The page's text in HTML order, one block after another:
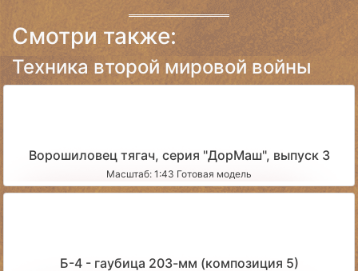
Смотри также:
Техника второй мировой войны
Ворошиловец тягач, серия "ДорМаш", выпуск 3
Масштаб: 1:43 Готовая модель
Б-4 - гаубица 203-мм (композиция 5)